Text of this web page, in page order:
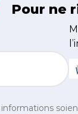
Pour ne